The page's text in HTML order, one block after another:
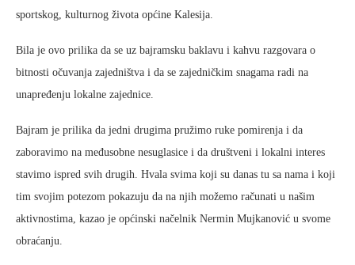
sportskog, kulturnog života općine Kalesija.
Bila je ovo prilika da se uz bajramsku baklavu i kahvu razgovara o
bitnosti očuvanja zajedništva i da se zajedničkim snagama radi na
unapređenju lokalne zajednice.
Bajram je prilika da jedni drugima pružimo ruke pomirenja i da
zaboravimo na međusobne nesuglasice i da društveni i lokalni interes
stavimo ispred svih drugih. Hvala svima koji su danas tu sa nama i koji
tim svojim potezom pokazuju da na njih možemo računati u našim
aktivnostima, kazao je općinski načelnik Nermin Mujkanović u svome
obraćanju.